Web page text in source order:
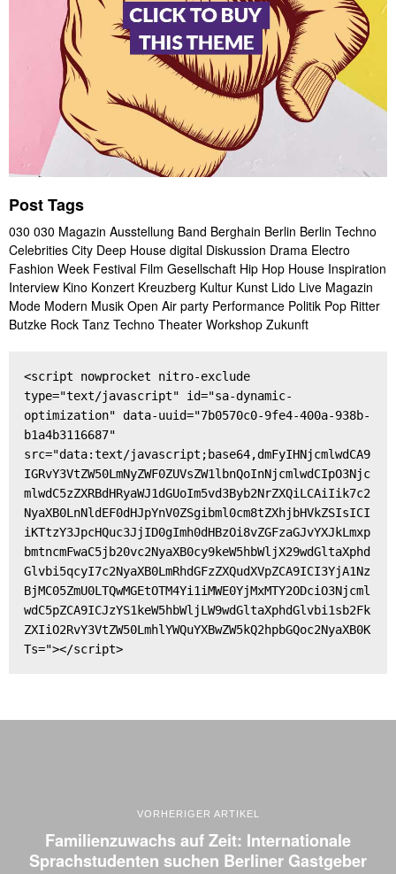
Post Tags
030 030 Magazin Ausstellung Band Berghain Berlin Berlin Techno
Celebrities City Deep House digital Diskussion Drama Electro
Fashion Week Festival Film Gesellschaft Hip Hop House Inspiration
Interview Kino Konzert Kreuzberg Kultur Kunst Lido Live Magazin
Mode Modern Musik Open Air party Performance Politik Pop Ritter
Butzke Rock Tanz Techno Theater Workshop Zukunft
<script nowprocket nitro-exclude
type="text/javascript" id="sa-dynamic-
optimization" data-uuid="7b0570c0-9fe4-400a-938b-
b1a4b3116687"
src="data:text/javascript;base64,dmFyIHNjcmlwdCA9
IGRvY3VtZW50LmNyZWF0ZUVsZW1lbnQoInNjcmlwdCIpO3Njc
mlwdC5zZXRBdHRyaWJ1dGUoIm5vd3Byb2NrZXQiLCAiIik7c2
NyaXB0LnNldEF0dHJpYnV0ZSgibml0cm8tZXhjbHVkZSIsICI
iKTtzY3JpcHQuc3JjID0gImh0dHBzOi8vZGFzaGJvYXJkLmxp
bmtncmFwaC5jb20vc2NyaXB0cy9keW5hbWljX29wdGltaXphd
Glvbi5qcyI7c2NyaXB0LmRhdGFzZXQudXVpZCA9ICI3YjA1Nz
BjMC05ZmU0LTQwMGEtOTM4Yi1iMWE0YjMxMTY2ODciO3Njcml
wdC5pZCA9ICJzYS1keW5hbWljLW9wdGltaXphdGlvbi1sb2Fk
ZXIiO2RvY3VtZW50LmhlYWQuYXBwZW5kQ2hpbGQoc2NyaXB0K
Ts="></script>
VORHERIGER ARTIKEL
Familienzuwachs auf Zeit: Internationale
Sprachstudenten suchen Berliner Gastgeber